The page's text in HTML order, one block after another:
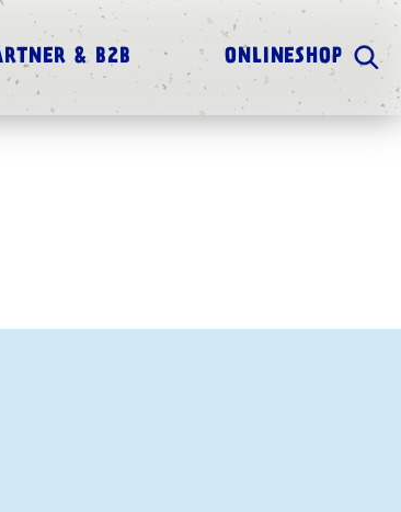
& B2B ONLINESHOP